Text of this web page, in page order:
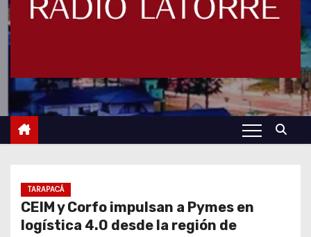
TARAPACÁ
CEIM y Corfo impulsan a Pymes en
logística 4.0 desde la región de